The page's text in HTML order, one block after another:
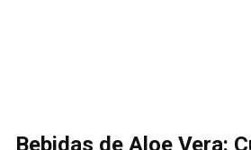
Bebidas de Aloe Vera: